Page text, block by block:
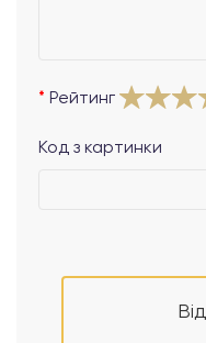
Рейтинг
Код з картинки